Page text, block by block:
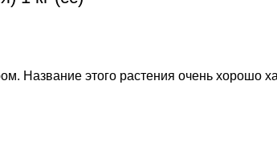
Название этого растения очень хорошо